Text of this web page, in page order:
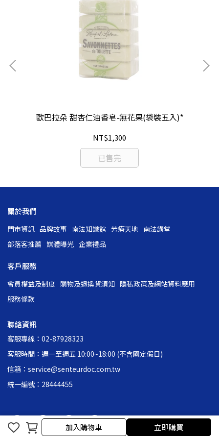
加入購物車 立即購買
歐巴拉朵 甜杏仁油香皂-無花果(袋裝五入)*
NT$1,300
已售完
關於我們
門市資訊 品牌故事 南法知識館 芳療天地 南法講堂
部落客推薦 媒體曝光 企業禮品
客戶服務
會員權益及制度 購物及退換貨須知 隱私政策及網站資料應用
服務條款
聯絡資訊
客服專線：02-87928323
客服時間：週一至週五 10:00~18:00 (不含國定假日)
信箱：service@senteurdoc.com.tw
統一編號：28444455